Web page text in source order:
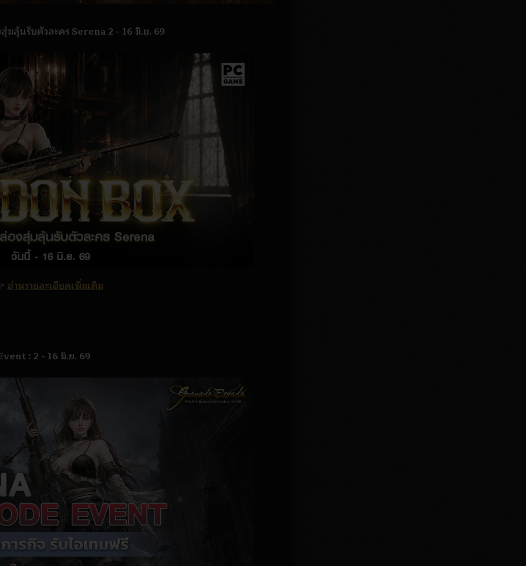
ลุ้นรับตัวละคร Serena 2 - 16 มิ.ย. 69
อ่านรายละเอียดเพิ่มเติม
: 2 - 16 มิ.ย. 69